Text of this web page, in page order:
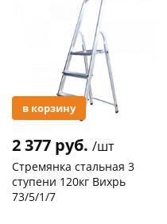
в корзину
2 377 руб. /шт
Стремянка стальная 3
ступени 120кг Вихрь
73/5/1/7